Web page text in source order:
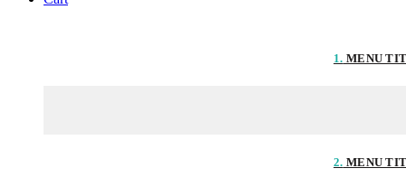
1. MENU
2. MENU